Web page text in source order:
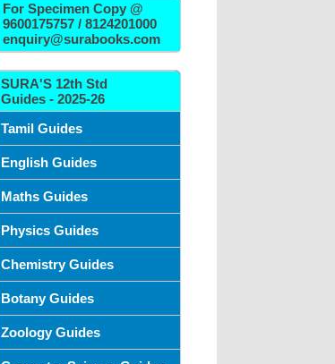
For Specimen Copy @
9600175757 / 8124201000
enquiry@surabooks.com
SURA'S 12th Std
Guides - 2025-26
Tamil Guides
English Guides
Maths Guides
Physics Guides
Chemistry Guides
Botany Guides
Zoology Guides